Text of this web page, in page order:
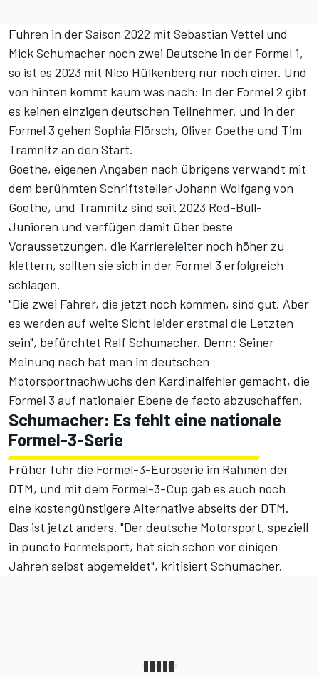
Fuhren in der Saison 2022 mit Sebastian Vettel und
Mick Schumacher noch zwei Deutsche in der Formel 1,
so ist es 2023 mit Nico Hülkenberg nur noch einer. Und
von hinten kommt kaum was nach: In der Formel 2 gibt
es keinen einzigen deutschen Teilnehmer, und in der
Formel 3 gehen Sophia Flörsch, Oliver Goethe und Tim
Tramnitz an den Start.
Goethe, eigenen Angaben nach übrigens verwandt mit
dem berühmten Schriftsteller Johann Wolfgang von
Goethe, und Tramnitz sind seit 2023 Red-Bull-
Junioren und verfügen damit über beste
Voraussetzungen, die Karriereleiter noch höher zu
klettern, sollten sie sich in der Formel 3 erfolgreich
schlagen.
"Die zwei Fahrer, die jetzt noch kommen, sind gut. Aber
es werden auf weite Sicht leider erstmal die Letzten
sein", befürchtet Ralf Schumacher. Denn: Seiner
Meinung nach hat man im deutschen
Motorsportnachwuchs den Kardinalfehler gemacht, die
Formel 3 auf nationaler Ebene de facto abzuschaffen.
Schumacher: Es fehlt eine nationale
Formel-3-Serie
Früher fuhr die Formel-3-Euroserie im Rahmen der
DTM, und mit dem Formel-3-Cup gab es auch noch
eine kostengünstigere Alternative abseits der DTM.
Das ist jetzt anders. "Der deutsche Motorsport, speziell
in puncto Formelsport, hat sich schon vor einigen
Jahren selbst abgemeldet", kritisiert Schumacher.